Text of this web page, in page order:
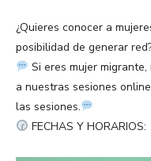
¿Quieres conocer a
posibilidad de generar
Si eres mujer
a nuestras sesiones
las sesiones.
FECHAS Y HORARIOS: